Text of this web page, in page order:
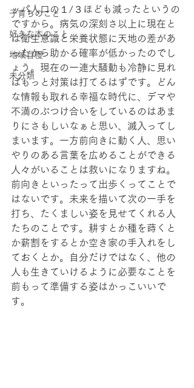
子育ちのこと
好きな本のこと
地域自慢
未分類
ッパ人口の１/３ほども減ったというの
ですから。病気の深刻さ以上に現在と
は衛生意識と栄養状態に天地の差があ
ったから助かる確率が低かったのでし
ょう。現在の一連大騒動も冷静に見れ
ばもっと対策は打てるはずです。どん
な情報も取れる幸福な時代に、デマや
不満のぶつけ合いをしているのはあま
りにさもしいなぁと思い、滅入ってし
まいます。一方前向きに動く人、思い
やりのある言葉を広めることができる
人々がいることは救いになりますね。
前向きといったって出歩くってことで
はないです。未来を描いて次の一手を
打ち、たくましい姿を見せてくれる人
たちのことです。耕すとか種を蒔くと
か薪割をするとか空き家の手入れをし
ておくとか。自分だけではなく、他の
人も生きていけるように必要なことを
前もって準備する姿はかっこいいで
す。